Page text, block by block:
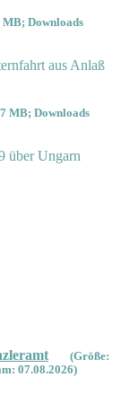
MB; Downloads
aus Anlaß
MB; Downloads
über Ungarn
(Größe:
07.08.2026)